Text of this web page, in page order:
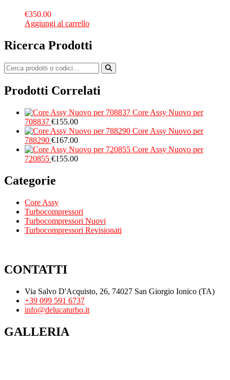
€350.00
Aggiungi al carrello
Ricerca Prodotti
Prodotti Correlati
Core Assy Nuovo per
708837 €155.00
Core Assy Nuovo per
788290 €167.00
Core Assy Nuovo per
720855 €155.00
Categorie
Core Assy
Turbocompressori
Turbocompressori Nuovi
Turbocompressori Revisionati
CONTATTI
Via Salvo D'Acquisto, 26, 74027 San Giorgio Ionico (TA)
+39 099 591 6737
info@delucaturbo.it
GALLERIA